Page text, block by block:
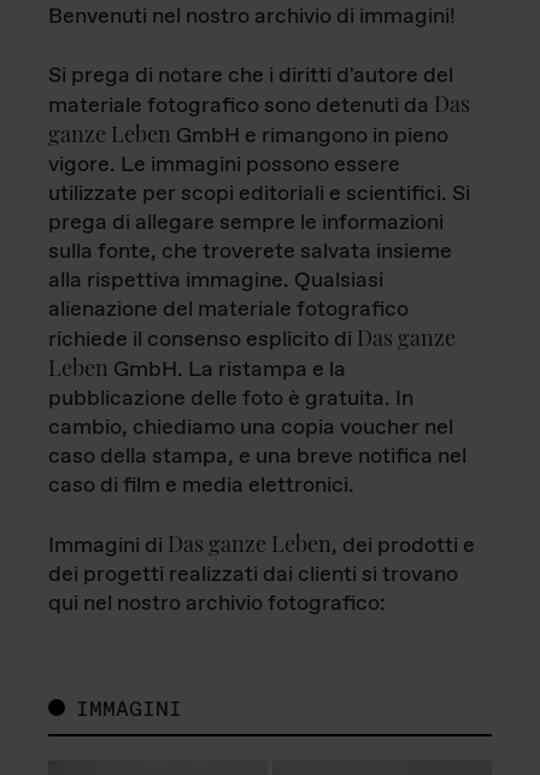
Benvenuti nel nostro archivio di immagini!
Si prega di notare che i diritti d'autore del
materiale fotografico sono detenuti da Das
ganze Leben GmbH e rimangono in pieno
vigore. Le immagini possono essere
utilizzate per scopi editoriali e scientifici. Si
prega di allegare sempre le informazioni
sulla fonte, che troverete salvata insieme
alla rispettiva immagine. Qualsiasi
alienazione del materiale fotografico
richiede il consenso esplicito di Das ganze
Leben GmbH. La ristampa e la
pubblicazione delle foto è gratuita. In
cambio, chiediamo una copia voucher nel
caso della stampa, e una breve notifica nel
caso di film e media elettronici.
Immagini di Das ganze Leben, dei prodotti e
dei progetti realizzati dai clienti si trovano
qui nel nostro archivio fotografico:
IMMAGINI